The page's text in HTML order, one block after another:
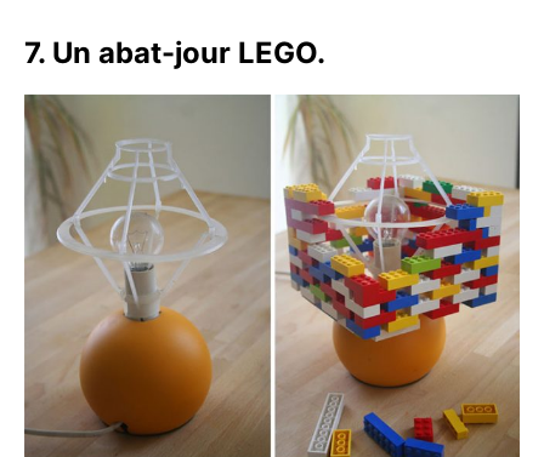
7. Un abat-jour LEGO.